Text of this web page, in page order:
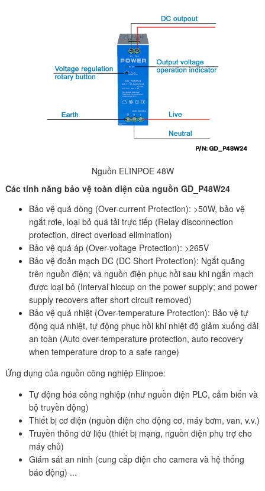
Nguồn ELINPOE 48W
Các tính năng bảo vệ toàn diện của nguồn GD_P48W24
Bảo vệ quá dòng (Over-current Protection): >50W, bảo vệ
ngắt rơle, loại bỏ quá tải trực tiếp (Relay disconnection
protection, direct overload elimination)
Bảo vệ quá áp (Over-voltage Protection): >265V
Bảo vệ đoản mạch DC (DC Short Protection): Ngắt quãng
trên nguồn điện; và nguồn điện phục hồi sau khi ngắn mạch
được loại bỏ (Interval hiccup on the power supply; and power
supply recovers after short circuit removed)
Bảo vệ quá nhiệt (Over-temperature Protection): Bảo vệ tự
động quá nhiệt, tự động phục hồi khi nhiệt độ giảm xuống dải
an toàn (Auto over-temperature protection, auto recovery
when temperature drop to a safe range)
Ứng dụng của nguồn công nghiệp Elinpoe:
Tự động hóa công nghiệp (như nguồn điện PLC, cảm biến và
bộ truyền động)
Thiết bị cơ điện (nguồn điện cho động cơ, máy bơm, van, v.v.)
Truyền thông dữ liệu (thiết bị mạng, nguồn điện phụ trợ cho
máy chủ)
Giám sát an ninh (cung cấp điện cho camera và hệ thống
báo động) ...